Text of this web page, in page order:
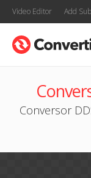
Video Editor Add
Conversor